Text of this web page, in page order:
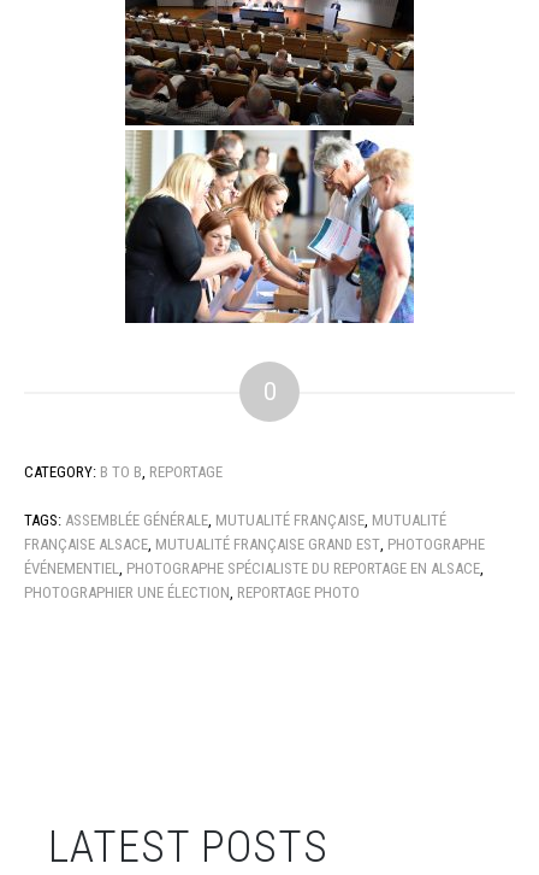
0
CATEGORY: B TO B REPORTAGE
TAGS: ASSEMBLÉE GÉNÉRALE MUTUALITÉ FRANÇAISE MUTUALITÉ
FRANÇAISE ALSACE MUTUALITÉ FRANÇAISE GRAND EST PHOTOGRAPHE
ÉVÉNEMENTIEL
PHOTOGRAPHE SPÉCIALISTE DU REPORTAGE EN ALSACE
PHOTOGRAPHIER UNE ÉLECTION REPORTAGE PHOTO
LATEST POSTS